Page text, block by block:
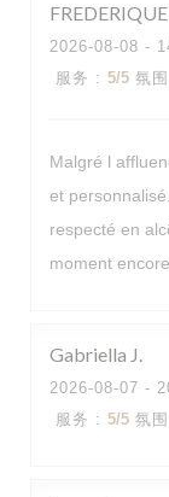
FREDERIQUE
2026-08-08 -
服务 : 5/5 氛围
Malgré l
et
respecté en
moment
Gabriella J
2026-08-07 -
服务 : 5/5 氛围